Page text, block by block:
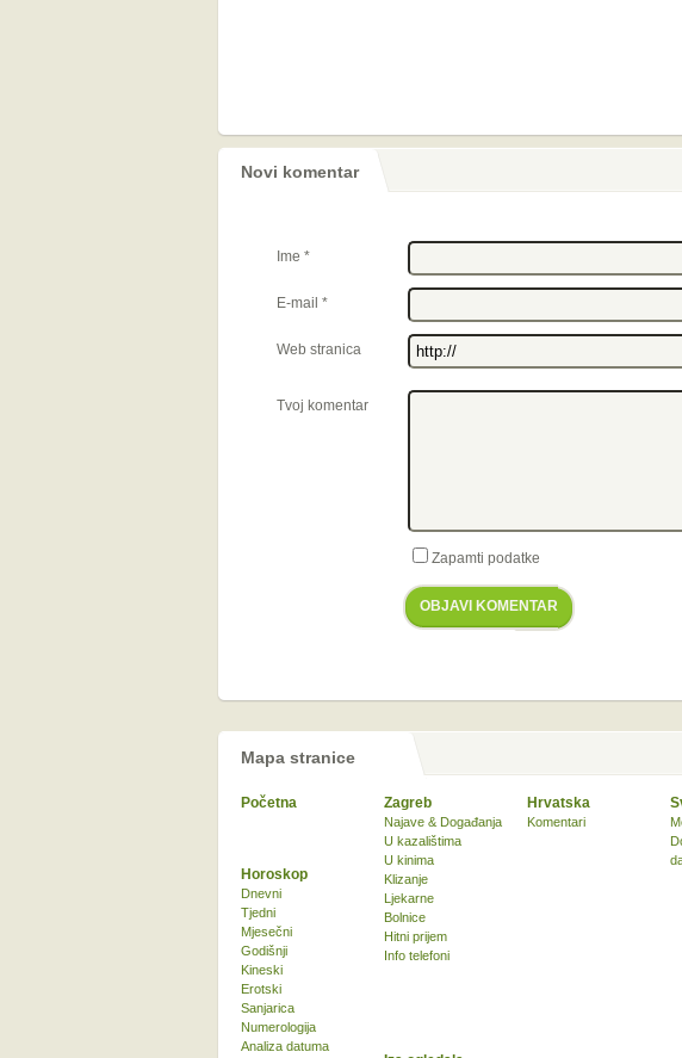
Novi komentar
Ime *
E-mail *
Web stranica
Tvoj komentar
Zapamti podatke
OBJAVI KOMENTAR
Mapa stranice
Početna Zagreb
Najave & Događanja
U kazalištima
U kinima
Klizanje
Ljekarne
Bolnice
Hitni prijem
Info telefoni
Hrvatska
Komentari
Horoskop
Dnevni
Tjedni
Mjesečni
Godišnji
Kineski
Erotski
Sanjarica
Numerologija
Analiza datuma